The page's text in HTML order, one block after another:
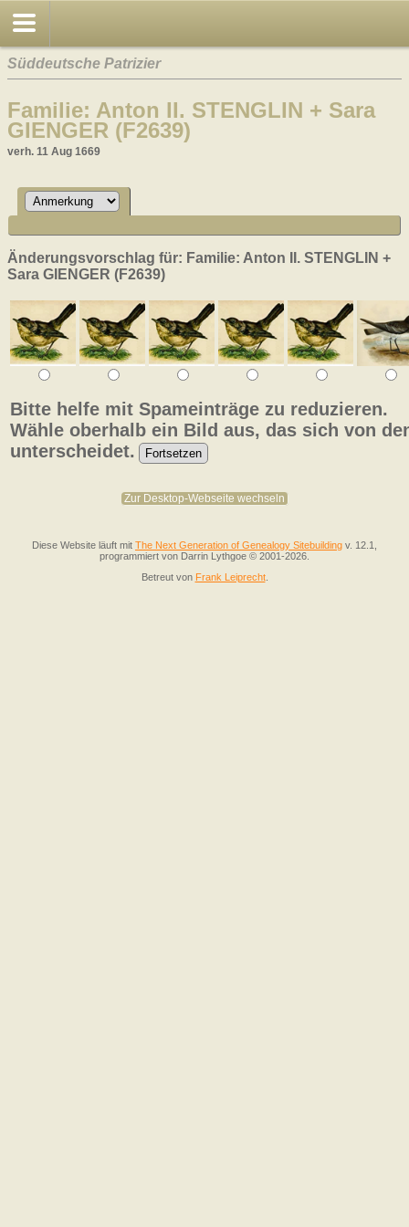
Süddeutsche Patrizier
Familie: Anton II. STENGLIN + Sara
GIENGER (F2639)
verh. 11 Aug 1669
Änderungsvorschlag für: Familie: Anton II. STENGLIN +
Sara GIENGER (F2639)
Bitte helfe mit Spameinträge zu reduzieren.
Wähle oberhalb ein Bild aus, das sich von
unterscheidet.
Zur Desktop-Webseite wechseln
Diese Website läuft mit The Next Generation of Genealogy Sitebuilding v. 12.1,
programmiert von Darrin Lythgoe © 2001-2026.
Betreut von Frank Leiprecht.